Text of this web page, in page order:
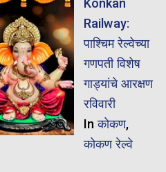
Railway:
पाश्चिम रेल्वेच्या
गणपती विशेष
गाड्यांचे आरक्षण
रविवारी
Inकोकण,
कोकण रेल्वे